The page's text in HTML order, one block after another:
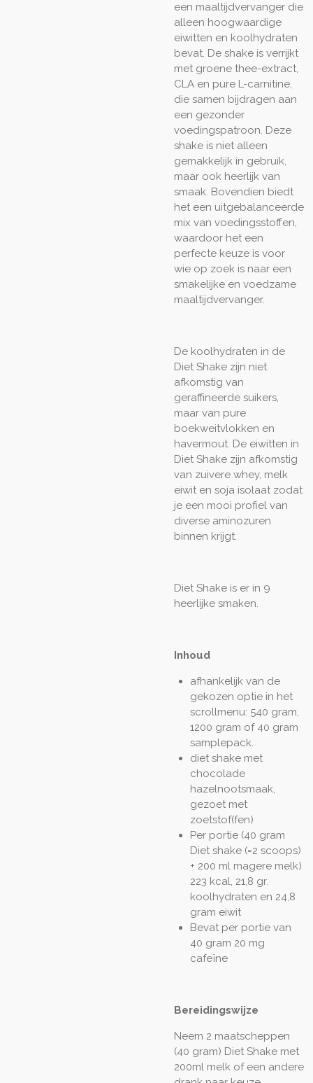
een maaltijdvervanger die
alleen hoogwaardige
eiwitten en koolhydraten
bevat. De shake is verrijkt
met groene thee-extract,
CLA en pure L-carnitine,
die samen bijdragen aan
een gezonder
voedingspatroon. Deze
shake is niet alleen
gemakkelijk in gebruik,
maar ook heerlijk van
smaak. Bovendien biedt
het een uitgebalanceerde
mix van voedingsstoffen,
waardoor het een
perfecte keuze is voor
wie op zoek is naar een
smakelijke en voedzame
maaltijdvervanger.
De koolhydraten in de
Diet Shake zijn niet
afkomstig van
geraffineerde suikers,
maar van pure
boekweitvlokken en
havermout. De eiwitten in
Diet Shake zijn afkomstig
van zuivere whey, melk
eiwit en soja isolaat zodat
je een mooi profiel van
diverse aminozuren
binnen krijgt.
Diet Shake is er in 9
heerlijke smaken.
Inhoud
afhankelijk van de
gekozen optie in het
scrollmenu: 540 gram,
1200 gram of 40 gram
samplepack.
diet shake met
chocolade
hazelnootsmaak,
gezoet met
zoetstof(fen)
Per portie (40 gram
Diet shake (=2 scoops)
+ 200 ml magere melk)
223 kcal, 21,8 gr.
koolhydraten en 24,8
gram eiwit
Bevat per portie van
40 gram 20 mg
cafeïne
Bereidingswijze
Neem 2 maatscheppen
(40 gram) Diet Shake met
200ml melk of een andere